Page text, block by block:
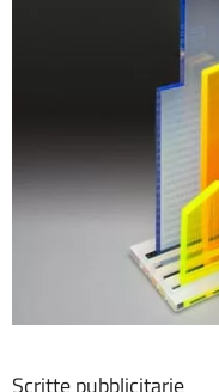
Scritte pubblicitarie